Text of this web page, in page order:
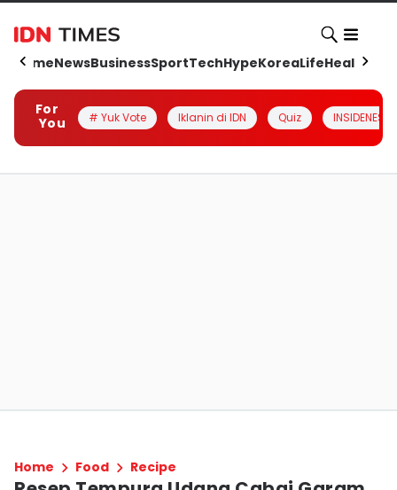
HomeNewsBusinessSportTechHypeKoreaLifeHealth
For
You
# Yuk Vote Iklanin di IDN Quiz INSIDENESIA
Home Food Recipe